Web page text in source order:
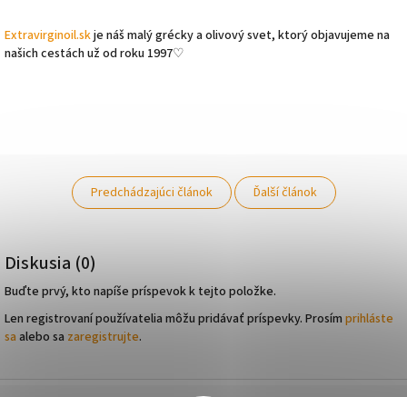
Extravirginoil.skje náš malý grécky a olivový svet, ktorý objavujeme na
našich cestách už od roku 1997♡
Predchádzajúci článok Ďalší článok
Diskusia (0)
Buďte prvý, kto napíše príspevok k tejto položke.
Len registrovaní používatelia môžu pridávať príspevky. Prosím prihláste
sa alebo sa zaregistrujte.